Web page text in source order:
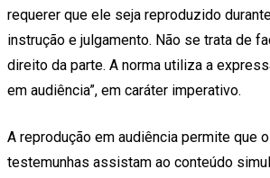
requerer que ele seja reproduzido
instrução e julgamento. Não se trata de
direito da parte. A norma utiliza a
em audiência”, em caráter imperativo.
A reprodução em audiência permite que
testemunhas assistam ao conteúdo